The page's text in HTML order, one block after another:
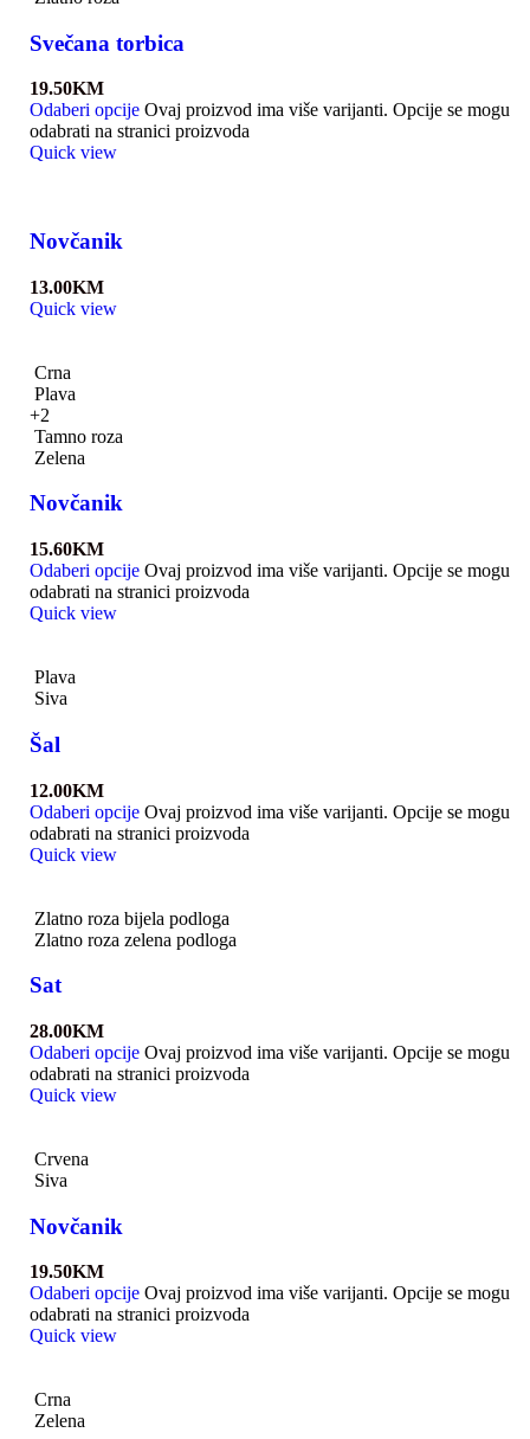
Svečana torbica
19.50KM
Odaberi opcije Ovaj proizvod ima više varijanti. Opcije se mogu
odabrati na stranici proizvoda
Quick view
Novčanik
13.00KM
Quick view
Crna
Plava
+2
Tamno roza
Zelena
Novčanik
15.60KM
Odaberi opcije Ovaj proizvod ima više varijanti. Opcije se mogu
odabrati na stranici proizvoda
Quick view
Plava
Siva
Šal
12.00KM
Odaberi opcije Ovaj proizvod ima više varijanti. Opcije se mogu
odabrati na stranici proizvoda
Quick view
Zlatno roza bijela podloga
Zlatno roza zelena podloga
Sat
28.00KM
Odaberi opcije Ovaj proizvod ima više varijanti. Opcije se mogu
odabrati na stranici proizvoda
Quick view
Crvena
Siva
Novčanik
19.50KM
Odaberi opcije Ovaj proizvod ima više varijanti. Opcije se mogu
odabrati na stranici proizvoda
Quick view
Crna
Zelena